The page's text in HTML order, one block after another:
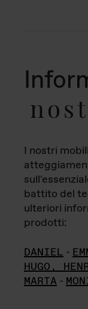
I nostri
battito del
ulteriori
prodotti:
DANIEL -
HUGO,
MARTA -